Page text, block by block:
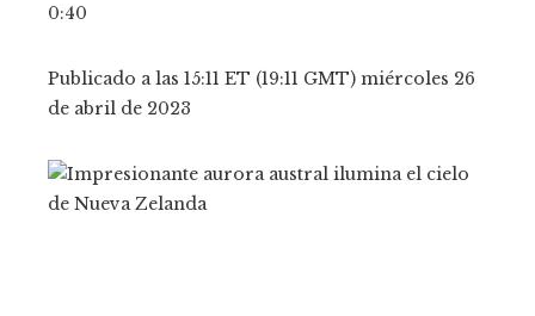
0:40
Publicado a las 15:11 ET (19:11 GMT) miércoles 26
de abril de 2023